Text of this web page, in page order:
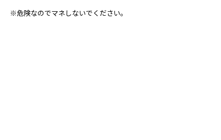
※危険なのでマネしないでください。